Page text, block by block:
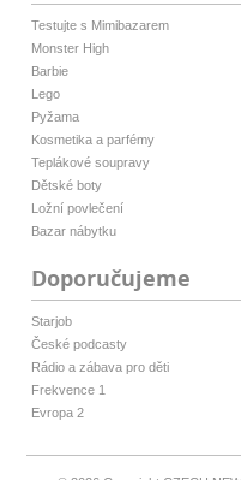
Testujte s Mimibazarem
Monster High
Barbie
Lego
Pyžama
Kosmetika a parfémy
Teplákové soupravy
Dětské boty
Ložní povlečení
Bazar nábytku
Doporučujeme
Starjob
České podcasty
Rádio a zábava pro děti
Frekvence 1
Evropa 2